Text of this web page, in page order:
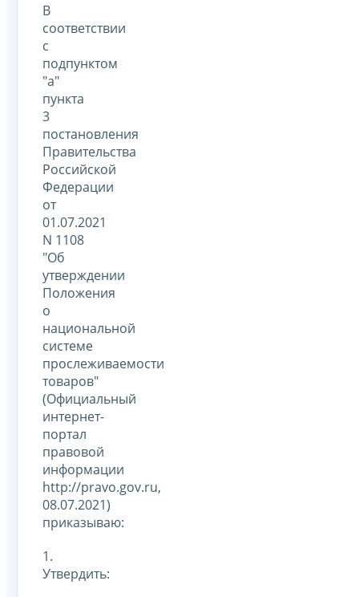
В
соответствии
с
подпунктом
"а"
пункта
3
постановления
Правительства
Российской
Федерации
от
01.07.2021
N 1108
"Об
утверждении
Положения
о
национальной
системе
прослеживаемости
товаров"
(Официальный
интернет-
портал
правовой
информации
http://pravo.gov.ru,
08.07.2021)
приказываю:
1.
Утвердить: